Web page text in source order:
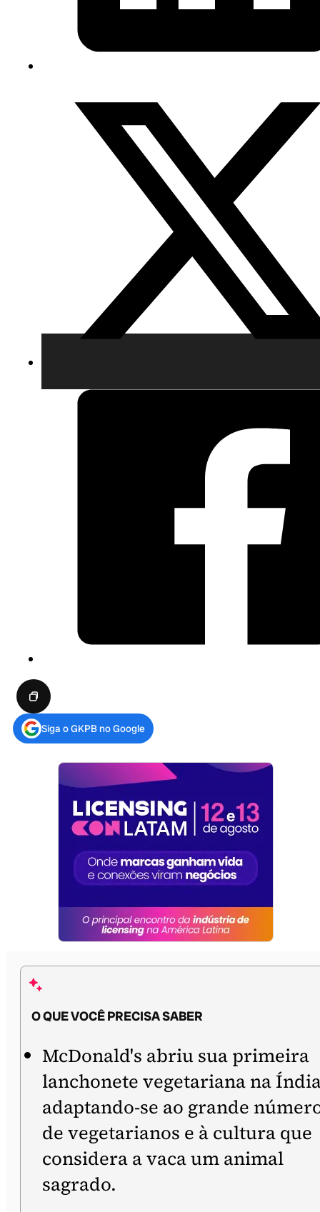
Siga o GKPB no Google
O QUE VOCÊ PRECISA SABER
McDonald's abriu sua primeira
lanchonete vegetariana na
adaptando-se ao grande
de vegetarianos e à cultura que
considera a vaca um animal
sagrado.